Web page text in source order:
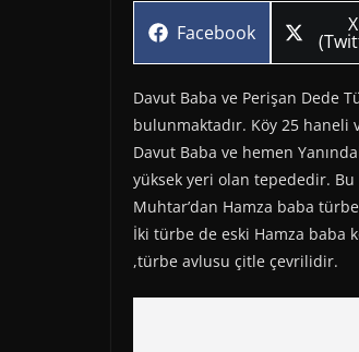
Share
Facebook X
Davut Baba ve Perişan Dede
bulunmaktadır. Köy 25
Davut Baba ve hemen
yüksek yeri olan tepededir.
Muhtar’dan Hamza baba
İki türbe de eski Hamza baba
,türbe avlusu çitle çevrilidir.